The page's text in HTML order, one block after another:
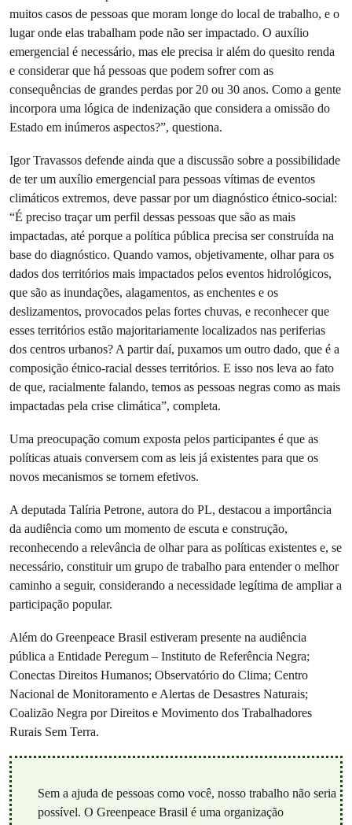
muitos casos de pessoas que moram longe do local de trabalho, e o
lugar onde elas trabalham pode não ser impactado. O auxílio
emergencial é necessário, mas ele precisa ir além do quesito renda
e considerar que há pessoas que podem sofrer com as
consequências de grandes perdas por 20 ou 30 anos. Como a gente
incorpora uma lógica de indenização que considera a omissão do
Estado em inúmeros aspectos?”, questiona.
Igor Travassos defende ainda que a discussão sobre a possibilidade
de ter um auxílio emergencial para pessoas vítimas de eventos
climáticos extremos, deve passar por um diagnóstico étnico-social:
“É preciso traçar um perfil dessas pessoas que são as mais
impactadas, até porque a política pública precisa ser construída na
base do diagnóstico. Quando vamos, objetivamente, olhar para os
dados dos territórios mais impactados pelos eventos hidrológicos,
que são as inundações, alagamentos, as enchentes e os
deslizamentos, provocados pelas fortes chuvas, e reconhecer que
esses territórios estão majoritariamente localizados nas periferias
dos centros urbanos? A partir daí, puxamos um outro dado, que é a
composição étnico-racial desses territórios. E isso nos leva ao fato
de que, racialmente falando, temos as pessoas negras como as mais
impactadas pela crise climática”, completa.
Uma preocupação comum exposta pelos participantes é que as
políticas atuais conversem com as leis já existentes para que os
novos mecanismos se tornem efetivos.
A deputada Talíria Petrone, autora do PL, destacou a importância
da audiência como um momento de escuta e construção,
reconhecendo a relevância de olhar para as políticas existentes e, se
necessário, constituir um grupo de trabalho para entender o melhor
caminho a seguir, considerando a necessidade legítima de ampliar a
participação popular.
Além do Greenpeace Brasil estiveram presente na audiência
pública a Entidade Peregum – Instituto de Referência Negra;
Conectas Direitos Humanos; Observatório do Clima; Centro
Nacional de Monitoramento e Alertas de Desastres Naturais;
Coalizão Negra por Direitos e Movimento dos Trabalhadores
Rurais Sem Terra.
Sem a ajuda de pessoas como você, nosso trabalho não seria
possível. O Greenpeace Brasil é uma organização